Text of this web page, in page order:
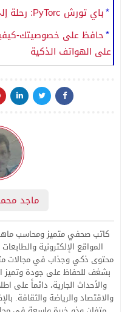
باي تورش PyTorc: رحلة إلى قلب الذكاء الاصطناعي
حافظ على خصوصيتك-
على الهواتف الذكية
ماجد
كاتب صحفي متميز ومحاسب
المواقع الإلكترونية
محتوى ذكي وجذاب في مجالات
بشغف للحفاظ على جودة وتميز
والأحداث الجارية، دائماً على
والاقتصاد والرياضة والثقافة.